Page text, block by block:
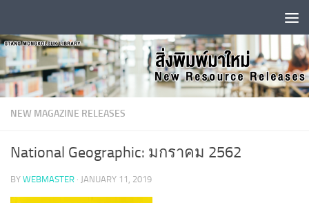
NEW MAGAZINE RELEASES
National Geographic: มกราคม 2562
BY WEBMASTER · JANUARY 11, 2019